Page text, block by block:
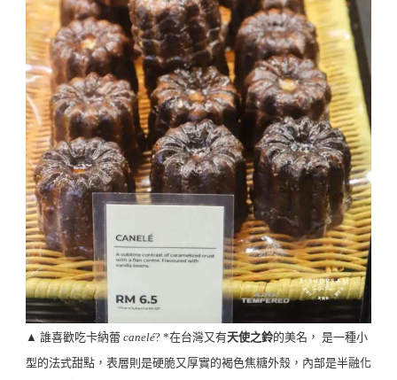
▲ 誰喜歡吃卡納蕾 canelé? *在台灣又有天使之鈴的美名， 是一種小
型的法式甜點，表層則是硬脆又厚實的褐色焦糖外殼，內部是半融化